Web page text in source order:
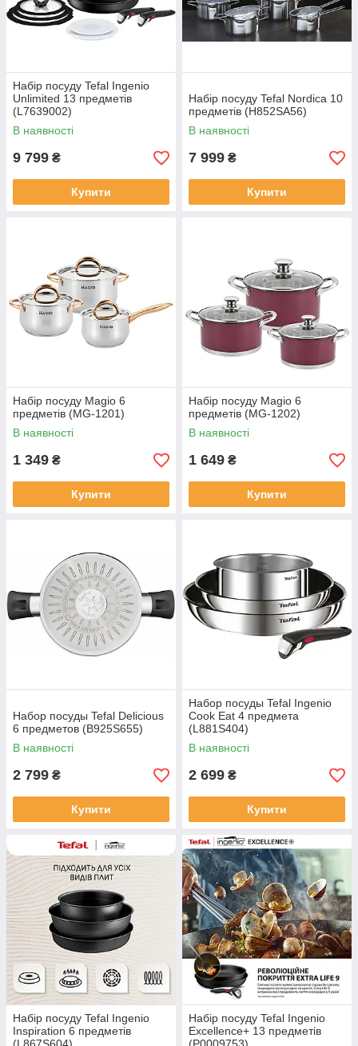
Набір посуду Tefal Ingenio
Unlimited 13 предметів
(L7639002)
В наявності
9 799 ₴
Купити
Набір посуду Tefal Nordica 10
предметів (H852SA56)
В наявності
7 999 ₴
Купити
Набір посуду Magio 6
предметів (MG-1201)
В наявності
1 349 ₴
Купити
Набір посуду Magio 6
предметів (MG-1202)
В наявності
1 649 ₴
Купити
Набор посуды Tefal Delicious
6 предметов (B925S655)
В наявності
2 799 ₴
Купити
Набор посуды Tefal Ingenio
Cook Eat 4 предмета
(L881S404)
В наявності
2 699 ₴
Купити
Набір посуду Tefal Ingenio
Inspiration 6 предметів
Набір посуду Tefal Ingenio
Excellence+ 13 предметів